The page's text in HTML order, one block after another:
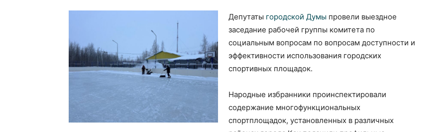
Депутаты городской Думы провели выездное
заседание рабочей группы комитета по
социальным вопросам по вопросам доступности и
эффективности использования городских
спортивных площадок.
Народные избранники проинспектировали
содержание многофункциональных
спортплощадок, установленных в различных